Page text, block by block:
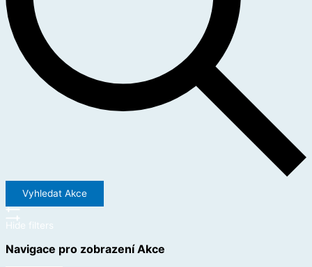
Vyhledat Akce
Hide filters
Navigace pro zobrazení Akce